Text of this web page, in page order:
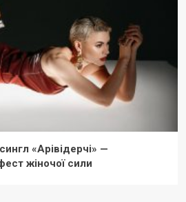
«Арівідерчі» —
жіночої сили